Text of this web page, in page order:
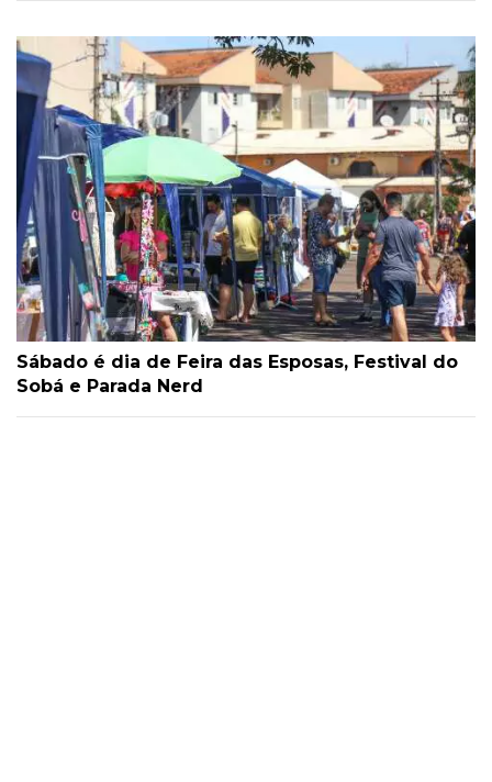
Sábado é dia de Feira das Esposas, Festival do
Sobá e Parada Nerd